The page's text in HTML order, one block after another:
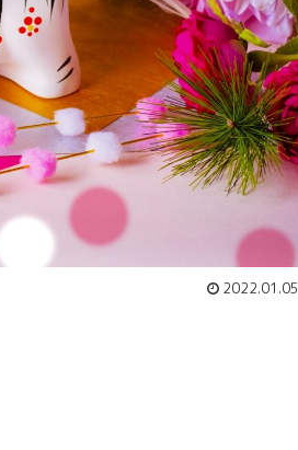
2022.01.05